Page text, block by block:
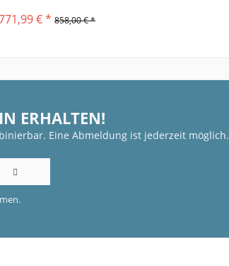
€ * 858,00 € *
ERHALTEN!
Eine Abmeldung ist jederzeit möglich.